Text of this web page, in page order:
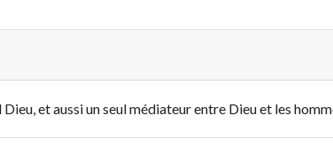
Dieu, et aussi un seul médiateur entre Dieu et les